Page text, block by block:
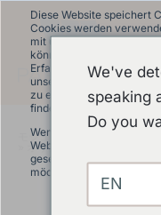
Diese Website speichert
Cookies werden
mit unserer Website zu
können. Wir nutzen diese
Erfahrung zu optimieren
unsere Besucher auf
zu erstellen. Mehr Infos
finden Sie in unserer
Wenn Sie ablehnen,
Website nicht erfasst.
gesetzt, um daran zu
möchten.
モジュラーパンプトラック
オリジナルレイアウト
We've
speaking
Do you
EN